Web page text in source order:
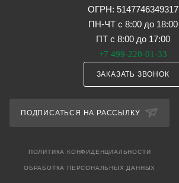
ОГРН: 5147746349317
ПН-ЧТ с 8:00 до 18:00
ПТ с 8:00 до 17:00
+7 499-220-01-33
ЗАКАЗАТЬ ЗВОНОК
ПОДПИСАТЬСЯ НА РАССЫЛКУ
ПОЛИТИКА КОНФИДЕНЦИАЛЬНОСТИ
ОБРАБОТКА ПЕРСОНАЛЬНЫХ ДАННЫХ